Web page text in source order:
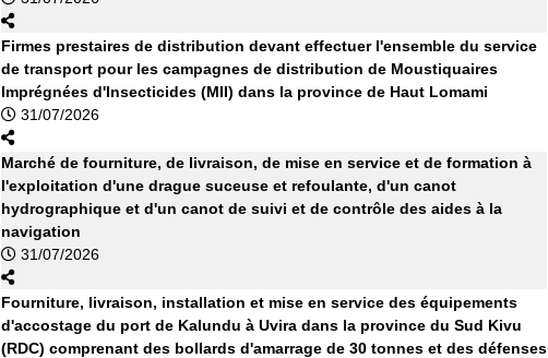
Firmes prestaires de distribution devant effectuer l'ensemble du service
de transport pour les campagnes de distribution de Moustiquaires
Imprégnées d'Insecticides (MII) dans la province de Haut Lomami
31/07/2026
Marché de fourniture, de livraison, de mise en service et de formation à
l'exploitation d'une drague suceuse et refoulante, d'un canot
hydrographique et d'un canot de suivi et de contrôle des aides à la
navigation
31/07/2026
Fourniture, livraison, installation et mise en service des équipements
d'accostage du port de Kalundu à Uvira dans la province du Sud Kivu
(RDC) comprenant des bollards d'amarrage de 30 tonnes et des défenses